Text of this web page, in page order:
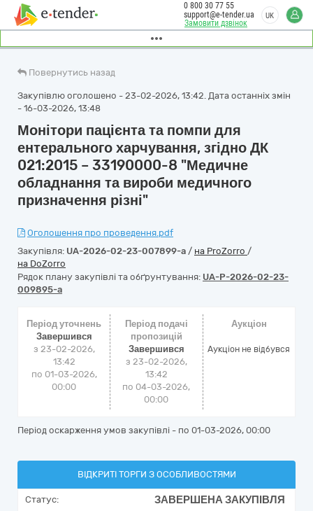
Замовити дзвінок
0 800 30 77 55
support@e-tender.ua
UK
Повернутись назад
Закупівлю оголошено - 23-02-2026, 13:42. Дата останніх змін
- 16-03-2026, 13:48
Монітори пацієнта та помпи для
ентерального харчування, згідно ДК
021:2015 – 33190000-8 "Медичне
обладнання та вироби медичного
призначення різні"
Оголошення про проведення.pdf
Закупівля: UA-2026-02-23-007899-a / на ProZorro /
на DoZorro
Рядок плану закупівлі та обґрунтування: UA-P-2026-02-23-
009895-a
Період уточнень
Завершився
з 23-02-2026,
13:42
по 01-03-2026,
00:00
Період подачі
пропозицій
Завершився
з 23-02-2026,
13:42
по 04-03-2026,
00:00
Аукціон
Аукціон не відбувся
Період оскарження умов закупівлі - по 01-03-2026, 00:00
ВІДКРИТІ ТОРГИ З ОСОБЛИВОСТЯМИ
Статус: ЗАВЕРШЕНА ЗАКУПІВЛЯ